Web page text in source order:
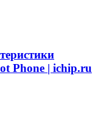
Phone | ichip.ru